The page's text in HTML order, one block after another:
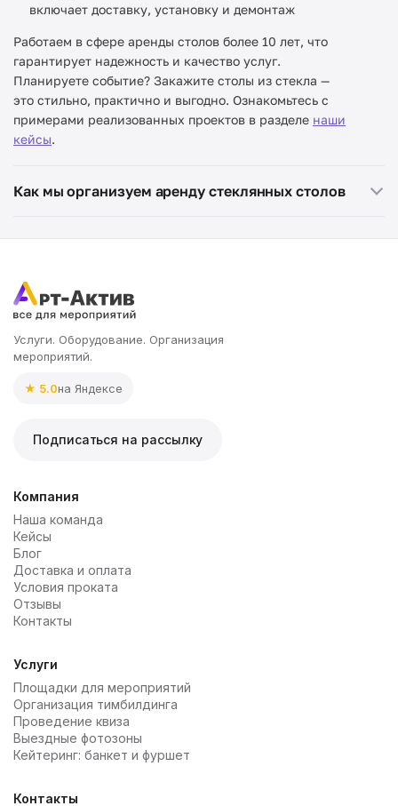
включает доставку, установку и демонтаж
Работаем в сфере аренды столов более 10 лет, что
гарантирует надежность и качество услуг.
Планируете событие? Закажите столы из стекла —
это стильно, практично и выгодно. Ознакомьтесь с
примерами реализованных проектов в разделе наши
кейсы.
Как мы организуем аренду стеклянных столов
журнальных столов
Комплексный подход— полное сопровождение от
Выгодные тарифы
Услуги. Оборудование. Организация
мероприятий.
★ 5.0на Яндексе
Подписаться на рассылку
Компания
Наша команда
Кейсы
Блог
Доставка и оплата
Условия проката
Отзывы
Контакты
Услуги
Площадки для мероприятий
Организация тимбилдинга
Проведение квиза
Выездные фотозоны
Кейтеринг: банкет и фуршет
Контакты